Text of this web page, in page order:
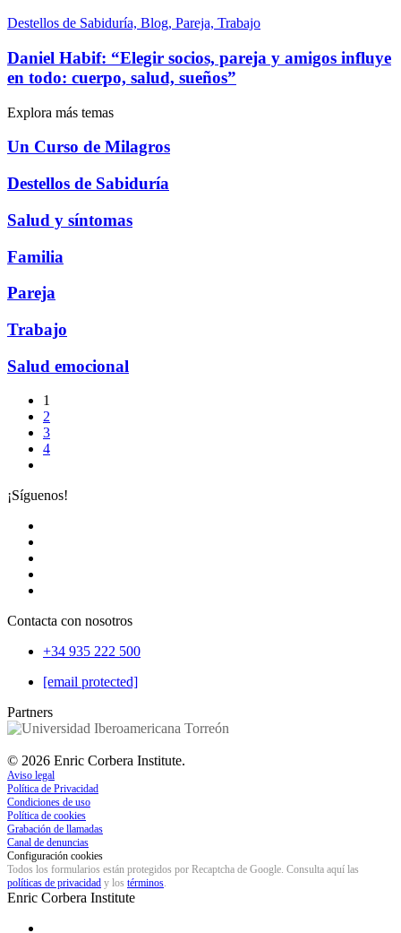
Destellos de Sabiduría, Blog, Pareja, Trabajo
Daniel Habif: “Elegir socios, pareja y amigos influye
en todo: cuerpo, salud, sueños”
Explora más temas
Un Curso de Milagros
Destellos de Sabiduría
Salud y síntomas
Familia
Pareja
Trabajo
Salud emocional
1
2
3
4
¡Síguenos!
Contacta con nosotros
+34 935 222 500
[email protected]
Partners
© 2026 Enric Corbera Institute.
Aviso legal
Política de Privacidad
Condiciones de uso
Política de cookies
Grabación de llamadas
Canal de denuncias
Configuración cookies
Todos los formularios están protegidos por Recaptcha de Google. Consulta aquí las
políticas de privacidad y los términos.
Enric Corbera Institute